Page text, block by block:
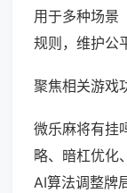
用于多种场景
规则，维护公
聚焦相关游戏
微乐麻将有挂
略、暗杠优化
AI算法调整牌